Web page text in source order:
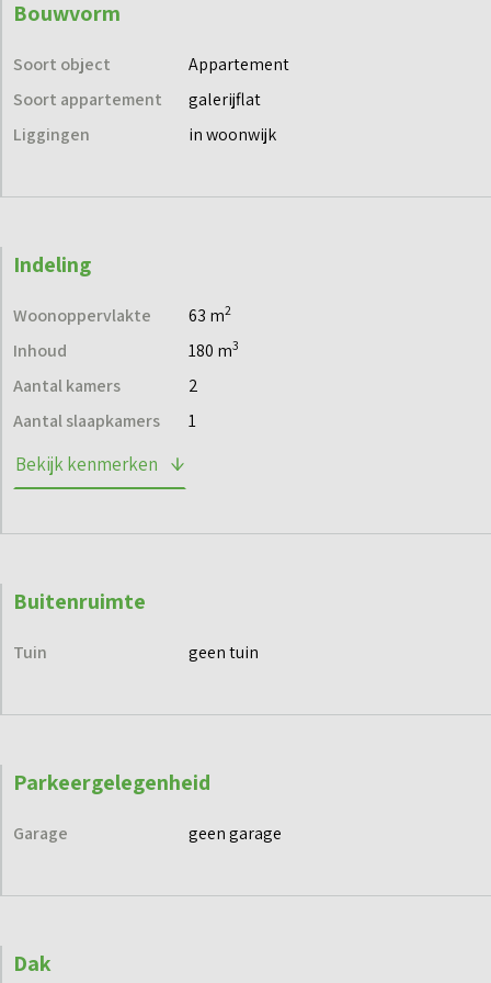
Bouwvorm
Soort object
Appartement
Soort appartement
galerijflat
Liggingen
in woonwijk
Indeling
Woonoppervlakte 63 m2
Inhoud 180 m3
Aantal kamers
2
Aantal slaapkamers
1
Bekijk kenmerken
Buitenruimte
Tuin geen tuin
Parkeergelegenheid
Garage geen garage
Dak